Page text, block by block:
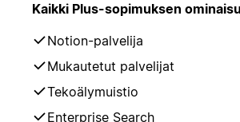
Kaikki Plus-sopimuksen
Notion-palvelija
Mukautetut palvelijat
Tekoälymuistio
Enterprise Search